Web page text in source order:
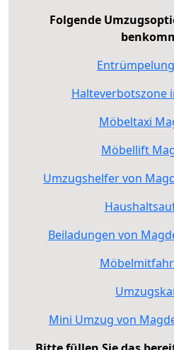
Folgende
Halteverbotszone
Möbeltaxi
Möbellift
Umzugshelfer von
Beiladungen von
Mini Umzug von